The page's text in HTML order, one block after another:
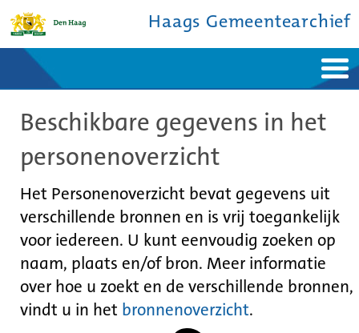
Haags Gemeentearchief
Ontdek de stad
De studiezaal
Bronnen en collecties
Contact
Beschikbare gegevens in het
personenoverzicht
Het Personenoverzicht bevat gegevens uit
verschillende bronnen en is vrij toegankelijk
voor iedereen. U kunt eenvoudig zoeken op
naam, plaats en/of bron. Meer informatie
over hoe u zoekt en de verschillende bronnen,
vindt u in het bronnenoverzicht.